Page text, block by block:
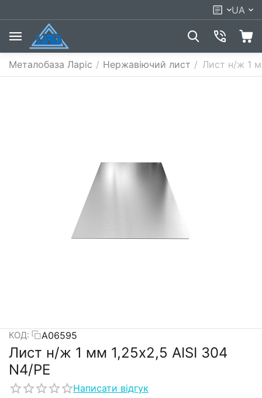
UA
Металобаза Ларіс / Нержавіючий лист / Лист н/ж 1
КОД: А06595
Лист н/ж 1 мм 1,25х2,5 AISI 304
N4/PE
Написати відгук